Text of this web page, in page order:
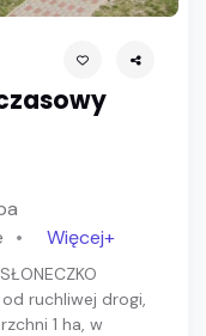
Więcej+
ruchliwej drogi,
1 ha, w